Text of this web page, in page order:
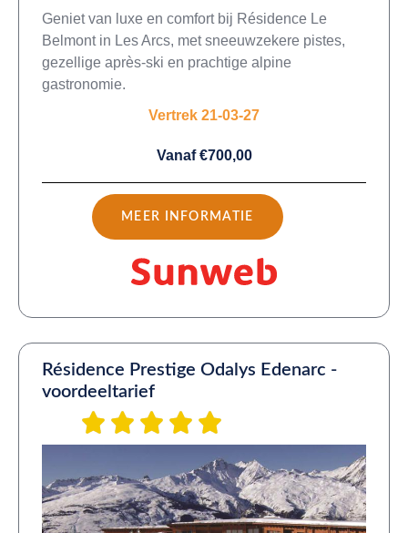
Geniet van luxe en comfort bij Résidence Le
Belmont in Les Arcs, met sneeuwzekere pistes,
gezellige après-ski en prachtige alpine
gastronomie.
Vertrek 21-03-27
Vanaf €700,00
MEER INFORMATIE
Résidence Prestige Odalys Edenarc -
voordeeltarief